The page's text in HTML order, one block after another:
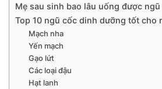
Mẹ sau sinh bao lâu uống được
Top 10 ngũ cốc dinh dưỡng tốt cho
Mạch nha
Yến mạch
Gạo lứt
Các loại đậu
Hạt lanh